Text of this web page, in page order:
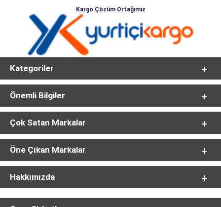
Kargo Çözüm Ortağımız
Kategoriler
Önemli Bilgiler
Çok Satan Markalar
Öne Çıkan Markalar
Hakkımızda